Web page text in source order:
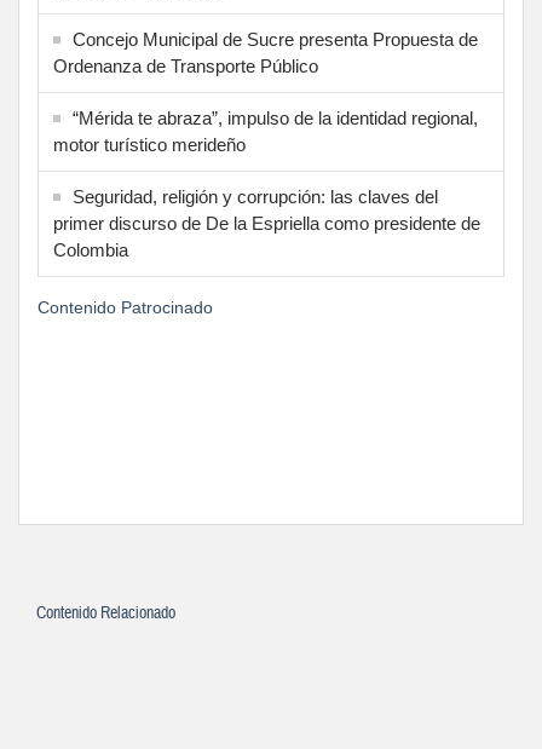
Concejo Municipal de Sucre presenta Propuesta de
Ordenanza de Transporte Público
“Mérida te abraza”, impulso de la identidad regional,
motor turístico merideño
Seguridad, religión y corrupción: las claves del
primer discurso de De la Espriella como presidente de
Colombia
Contenido Patrocinado
Contenido Relacionado